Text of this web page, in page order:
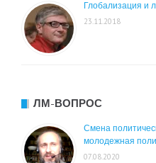
Глобализация и
23.11.2018
ЛМ-ВОПРОС
Смена
молодежная
07.08.2020